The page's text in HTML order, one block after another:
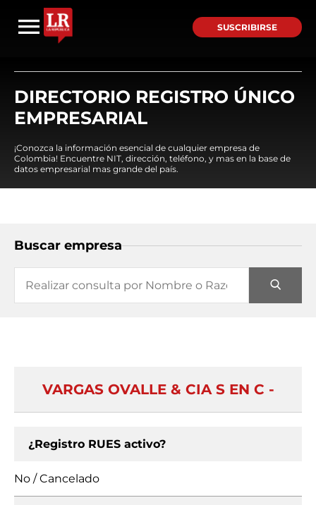
SUSCRIBIRSE
DIRECTORIO REGISTRO ÚNICO
EMPRESARIAL
¡Conozca la información esencial de cualquier empresa de
Colombia! Encuentre NIT, dirección, teléfono, y mas en la base de
datos empresarial mas grande del país.
Buscar empresa
VARGAS OVALLE & CIA S EN C -
¿Registro RUES activo?
No / Cancelado